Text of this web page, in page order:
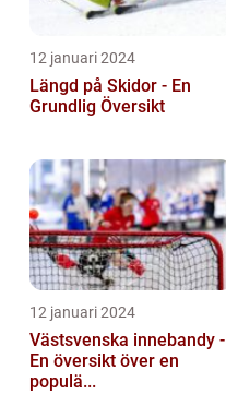
12 januari 2024
Längd på Skidor - En
Grundlig Översikt
12 januari 2024
Västsvenska innebandy -
En översikt över en
populä...